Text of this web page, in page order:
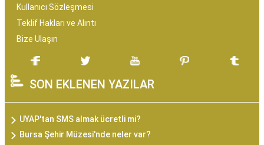
Kullanıcı Sözleşmesi
Teklif Hakları ve Alıntı
Bize Ulaşın
SON EKLENEN YAZILAR
UYAP'tan SMS almak ücretli mi?
Bursa Şehir Müzesi'nde neler var?